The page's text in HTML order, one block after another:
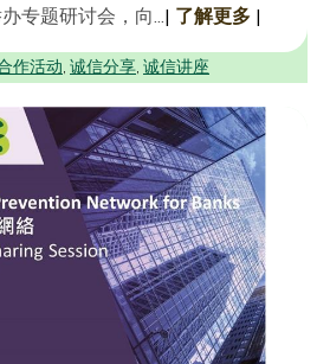
专题研讨会，向...| 了解更多 |
作活动, 诚信分享, 诚信讲座